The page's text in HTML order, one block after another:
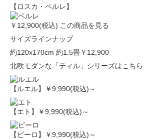
【ロスカ・ペルレ】
￥12,900(税込) この商品を見る
サイズラインナップ
約120x170cm 約1.5畳￥12,900
北欧モダンな「ティル」シリーズはこちら
【ルエル】 ￥9,990(税込)～
【エト】 ￥9,990(税込)～
【ピーロ】 ￥9,990(税込)～